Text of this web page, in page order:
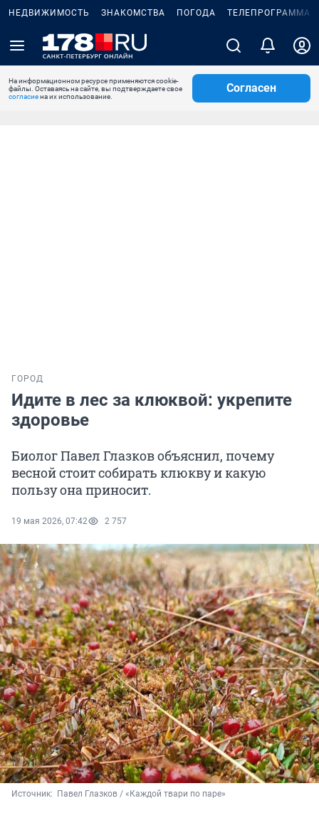
НЕДВИЖИМОСТЬ ЗНАКОМСТВА ПОГОДА ТЕЛЕПРОГРАММА
На информационном ресурсе применяются cookie-
файлы. Оставаясь на сайте, вы подтверждаете свое
согласиена их использование.
Согласен
ГОРОД
Идите в лес за клюквой: укрепите
здоровье
Биолог Павел Глазков объяснил, почему
весной стоит собирать клюкву и какую
пользу она приносит.
19 мая 2026, 07:42 2 757
Источник: Павел Глазков / «Каждой твари по паре»